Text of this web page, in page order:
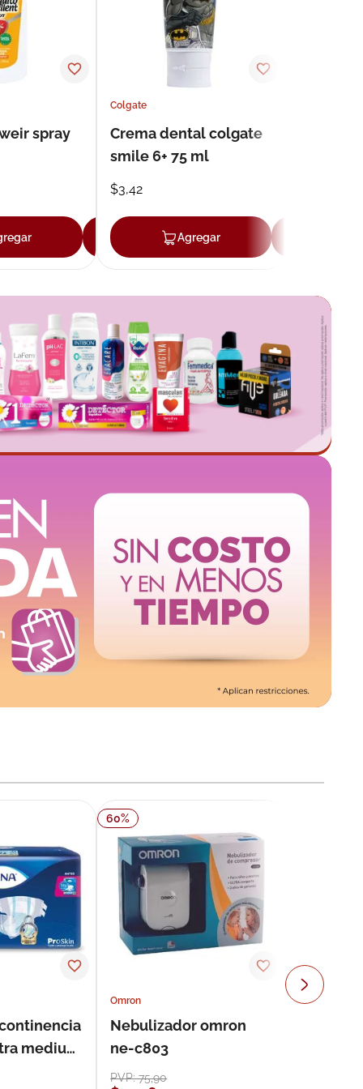
spray
Agregar
Colgate
Crema dental colgate
smile 6+ 75 ml
$3,42
Agregar
medium
60%
Omron
Nebulizador omron
ne-c803
PVP:75,90